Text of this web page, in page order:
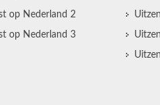
op Nederland 2
op Nederland 3